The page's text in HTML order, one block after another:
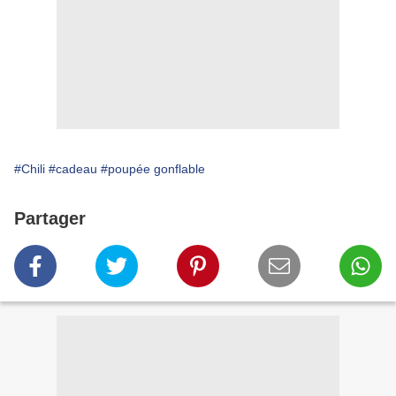
#Chili #cadeau #poupée gonflable
Partager